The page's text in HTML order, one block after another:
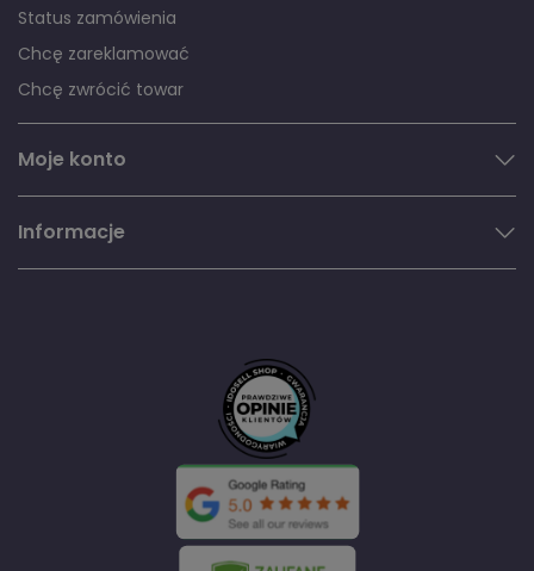
Status zamówienia
Chcę zareklamować
Chcę zwrócić towar
Moje konto
Informacje